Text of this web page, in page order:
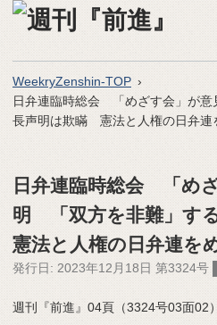
WeekryZenshin-TOP
日弁連臨時総会 「めざす会」が
長声明は欺瞞 憲法と人権の日弁
日弁連臨時総会 「め
明 「双方を非難」す
憲法と人権の日弁連を
発行日: 2023年12月18日 第3324号
週刊『前進』04頁（3324号03面02